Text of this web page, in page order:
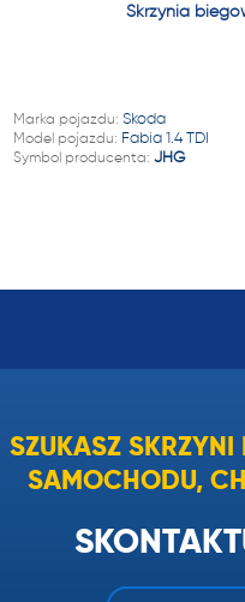
Skrzynia
Marka pojazdu: Skoda
Model pojazdu: Fabia 1.4 TDI
Symbol producenta: JHG
SZUKASZ
SAMOCHODU,